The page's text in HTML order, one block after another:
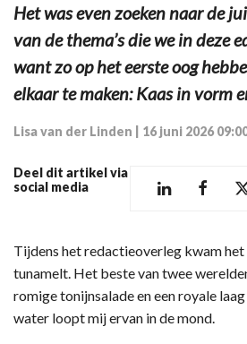
Het was even zoeken naar de
van de thema’s die we in deze
want zo op het eerste oog
elkaar te maken: Kaas in vorm
Lisa van der Linden 16 juni 2026
Deel dit artikel via
social media
Tijdens het redactieoverleg kwam het
tunamelt. Het beste van twee
romige tonijnsalade en een royale
water loopt mij ervan in de mond.